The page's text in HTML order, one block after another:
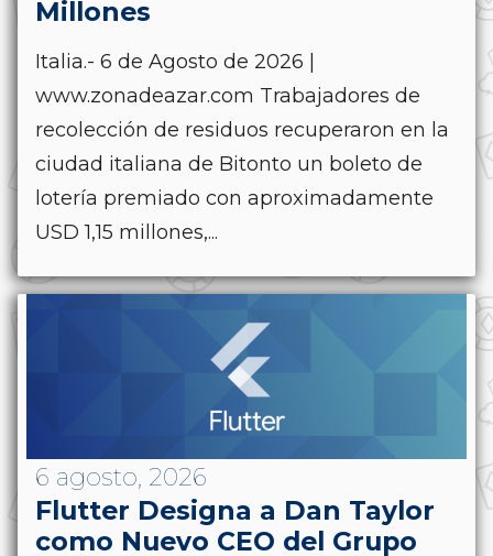
Millones
Italia.- 6 de Agosto de 2026 |
www.zonadeazar.com Trabajadores de
recolección de residuos recuperaron en la
ciudad italiana de Bitonto un boleto de
lotería premiado con aproximadamente
USD 1,15 millones,...
6 agosto, 2026
Flutter Designa a Dan Taylor
como Nuevo CEO del Grupo